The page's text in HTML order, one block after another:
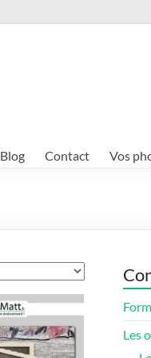
Blog Contact Vos
Les